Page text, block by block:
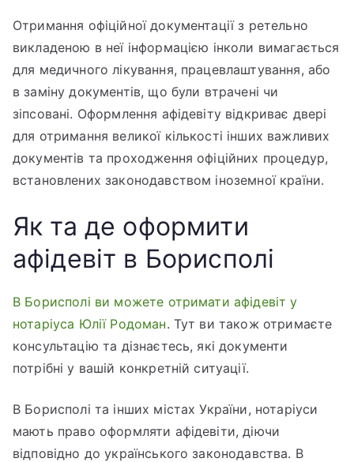
Отримання офіційної документації з ретельно
викладеною в неї інформацією інколи вимагається
для медичного лікування, працевлаштування, або
в заміну документів, що були втрачені чи
зіпсовані. Оформлення афідевіту відкриває двері
для отримання великої кількості інших важливих
документів та проходження офіційних процедур,
встановлених законодавством іноземної країни.
Як та де оформити
афідевіт в Борисполі
В Борисполі ви можете отримати афідевіт у
нотаріуса Юлії Родоман. Тут ви також отримаєте
консультацію та дізнаєтесь, які документи
потрібні у вашій конкретній ситуації.
В Борисполі та інших містах України, нотаріуси
мають право оформляти афідевіти, діючи
відповідно до українського законодавства. В